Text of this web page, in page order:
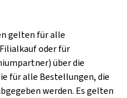
gelten für alle
oder für
über die
für alle Bestellungen, die
werden. Es gelten